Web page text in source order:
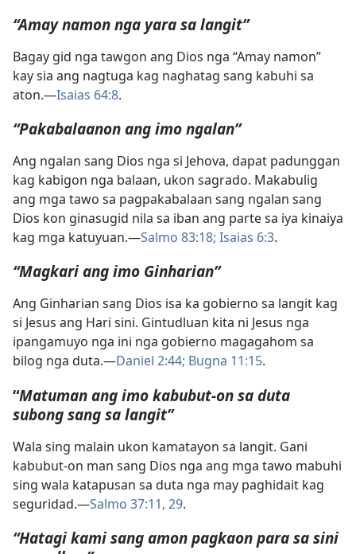
“Amay namon nga yara sa langit”
Bagay gid nga tawgon ang Dios nga “Amay namon”
kay sia ang nagtuga kag naghatag sang kabuhi sa
aton.—Isaias 64:8.
“Pakabalaanon ang imo ngalan”
Ang ngalan sang Dios nga si Jehova, dapat padunggan
kag kabigon nga balaan, ukon sagrado. Makabulig
ang mga tawo sa pagpakabalaan sang ngalan sang
Dios kon ginasugid nila sa iban ang parte sa iya kinaiya
kag mga katuyuan.—Salmo 83:18; Isaias 6:3.
“Magkari ang imo Ginharian”
Ang Ginharian sang Dios isa ka gobierno sa langit kag
si Jesus ang Hari sini. Gintudluan kita ni Jesus nga
ipangamuyo nga ini nga gobierno magagahom sa
bilog nga duta.—Daniel 2:44; Bugna 11:15.
“Matuman ang imo kabubut-on sa duta
subong sang sa langit”
Wala sing malain ukon kamatayon sa langit. Gani
kabubut-on man sang Dios nga ang mga tawo mabuhi
sing wala katapusan sa duta nga may paghidait kag
seguridad.—Salmo 37:11, 29.
“Hatagi kami sang amon pagkaon para sa sini